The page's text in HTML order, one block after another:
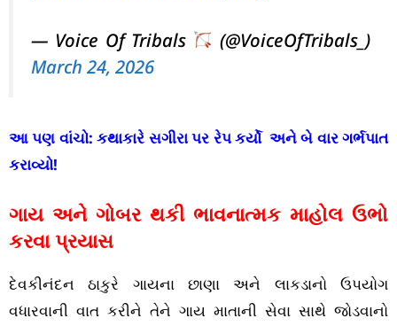
— Voice Of Tribals
(@VoiceOfTribals_)
March 24, 2026
આ પણ વાંચો:કથાકારે સગીરા પર રેપ કર્યો અને બે વાર ગર્ભપાત
કરાવ્યો!
ગાય અને ગોબર થકી ભાવનાત્મક માહોલ ઉભો
કરવા પ્રયાસ
દેવકીનંદન ઠાકુરે ગાયના છાણા અને લાકડાનો ઉપયોગ
વધારવાની વાત કરીને તેને ગાય માતાની સેવા સાથે જોડવાનો